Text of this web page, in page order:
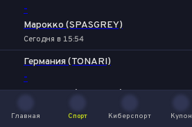
-
Марокко (SPASGREY)
Сегодня в 15:54
Германия (TONARI)
-
Аргентина (JEKINHO)
Главная
Спорт
Киберспорт
Купон